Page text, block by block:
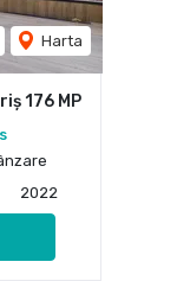
Harta
176 MP
2022